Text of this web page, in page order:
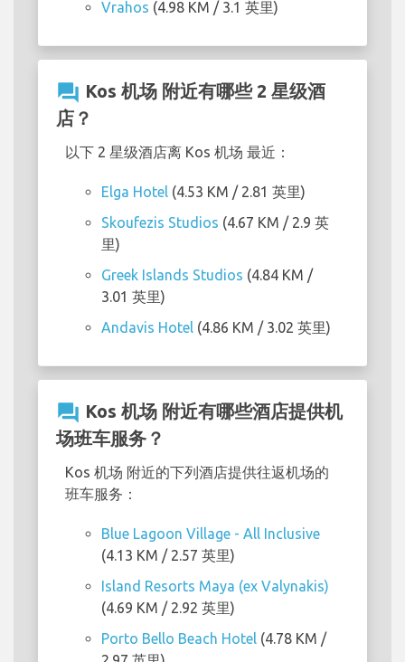
Vrahos (4.98 KM / 3.1 英里)
question_answer Kos 机场 附近有哪些 2 星级酒
店？
以下 2 星级酒店离 Kos 机场 最近：
Elga Hotel (4.53 KM / 2.81 英里)
Skoufezis Studios (4.67 KM / 2.9 英
里)
Greek Islands Studios (4.84 KM /
3.01 英里)
Andavis Hotel (4.86 KM / 3.02 英里)
question_answer Kos 机场 附近有哪些酒店提供机
场班车服务？
Kos 机场 附近的下列酒店提供往返机场的
班车服务：
Blue Lagoon Village - All Inclusive
(4.13 KM / 2.57 英里)
Island Resorts Maya (ex Valynakis)
(4.69 KM / 2.92 英里)
Porto Bello Beach Hotel (4.78 KM /